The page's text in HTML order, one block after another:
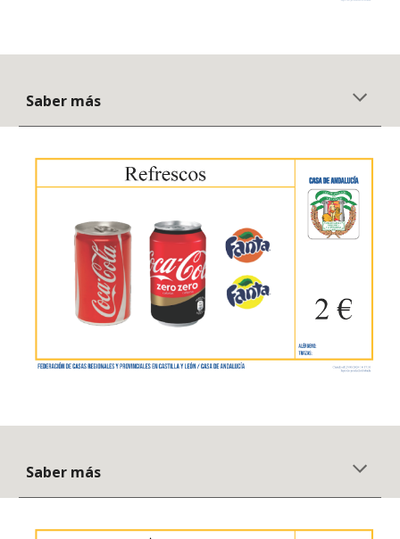
Saber más
Saber más